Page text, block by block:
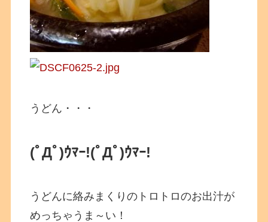
うどん・・・
(ﾟДﾟ)ｳﾏｰ!(ﾟДﾟ)ｳﾏｰ!
うどんに絡みまくりのトロトロのお出汁が
めっちゃうま～い！